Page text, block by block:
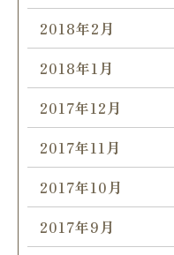
2018年2月
2018年1月
2017年12月
2017年11月
2017年10月
2017年9月